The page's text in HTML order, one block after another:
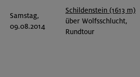
Samstag,
09.08.2014
Schildenstein (1613 m)
über Wolfsschlucht,
Rundtour